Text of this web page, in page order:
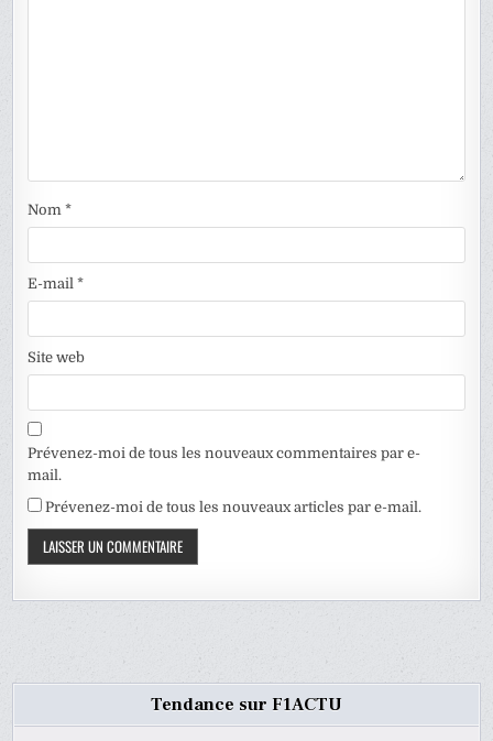
Nom*
E-mail*
Site web
Prévenez-moi de tous les nouveaux commentaires par e-
mail.
Prévenez-moi de tous les nouveaux articles par e-mail.
Tendance sur F1ACTU